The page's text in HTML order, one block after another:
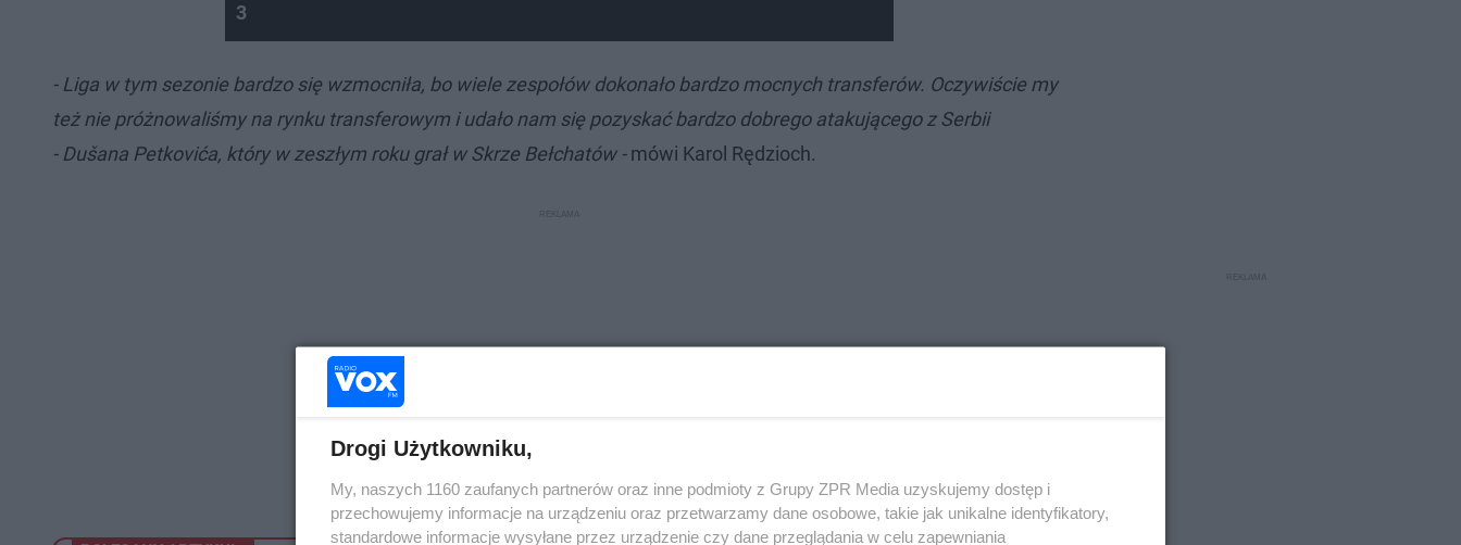
3
- Liga w tym sezonie bardzo się wzmocniła, bo wiele zespołów dokonało bardzo mocnych transferów. Oczywiście my
też nie próżnowaliśmy na rynku transferowym i udało nam się pozyskać bardzo dobrego atakującego z Serbii
- Dušana Petkovića, który w zeszłym roku grał w Skrze Bełchatów -mówi Karol Rędzioch.
Drogi Użytkowniku,
My, naszych 1160 zaufanych partnerów oraz inne podmioty z Grupy ZPR Media uzyskujemy dostęp i
przechowujemy informacje na urządzeniu oraz przetwarzamy dane osobowe, takie jak unikalne identyfikatory,
standardowe informacje wysyłane przez urządzenie czy dane przeglądania w celu zapewniania